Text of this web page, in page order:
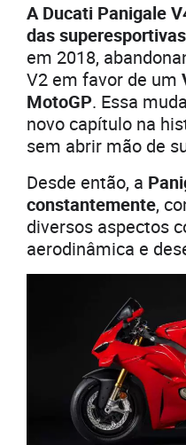
A Ducati Panigale
das superesportivas
em 2018,
V2 em favor de um
MotoGP. Essa
novo capítulo na
sem abrir mão de
Desde então, a
constantemente,
diversos aspectos
aerodinâmica e